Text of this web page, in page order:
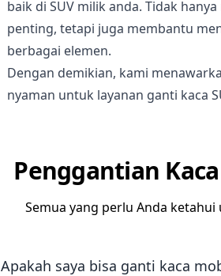
baik di SUV milik anda. Tidak
penting, tetapi juga membantu
berbagai elemen.
Dengan demikian, kami
nyaman untuk layanan ganti kaca
Penggantian
Semua yang perlu Anda
Apakah saya bisa ganti kaca